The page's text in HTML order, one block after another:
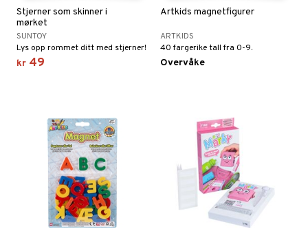
Stjerner som skinner i
mørket
SUNTOY
Lys opp rommet ditt med stjerner!
kr 49
Artkids magnetfigurer
ARTKIDS
40 fargerike tall fra 0-9.
Overvåke